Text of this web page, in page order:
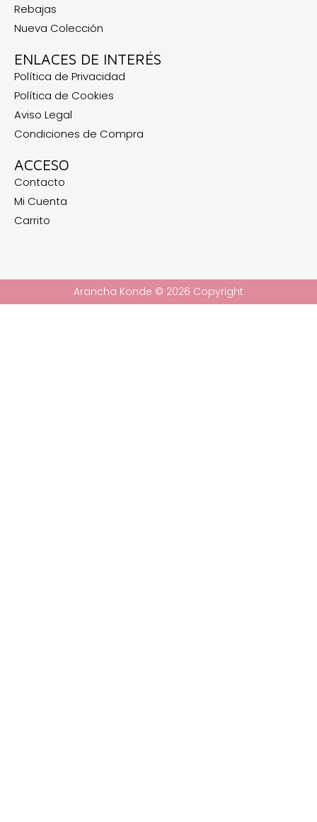
Rebajas
Nueva Colección
ENLACES DE INTERÉS
Política de Privacidad
Política de Cookies
Aviso Legal
Condiciones de Compra
ACCESO
Contacto
Mi Cuenta
Carrito
Arancha Konde © 2026 Copyright